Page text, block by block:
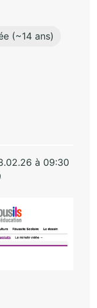
(~14 ans)
à 09:30